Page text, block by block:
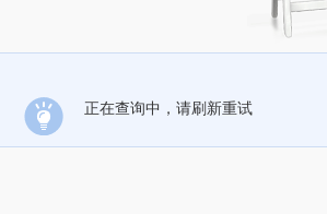
正在查询中，请刷新重试